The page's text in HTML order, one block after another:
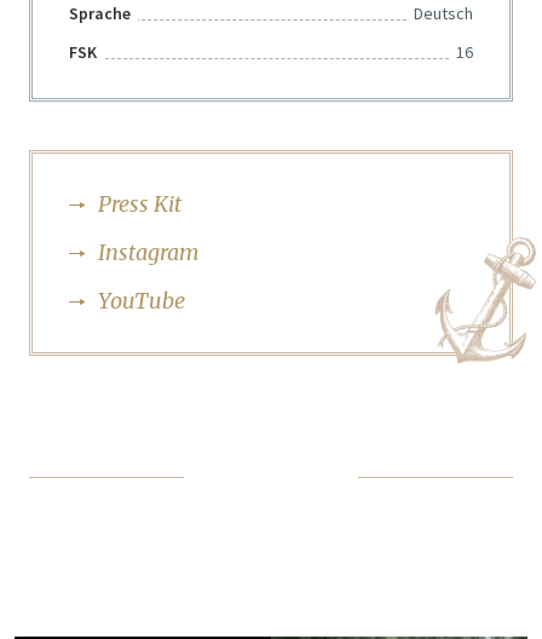
Sprache
Deutsch
FSK
16
Press Kit
Instagram
YouTube